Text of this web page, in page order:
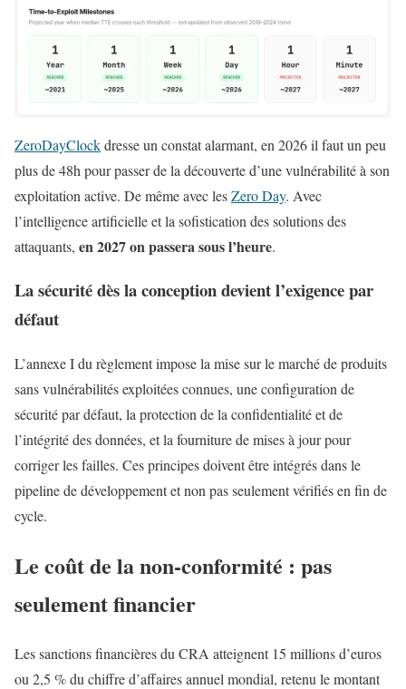
ZeroDayClockdresse un constat alarmant, en 2026 il faut un peu
plus de 48h pour passer de la découverte d’une vulnérabilité à son
exploitation active. De même avec lesZero Day. Avec
l’intelligence artificielle et la sofistication des solutions des
attaquants, en 2027 on passera sous l’heure.
La sécurité dès la conception devient l’exigence par
défaut
L’annexe I du règlement impose la mise sur le marché de produits
sans vulnérabilités exploitées connues, une configuration de
sécurité par défaut, la protection de la confidentialité et de
l’intégrité des données, et la fourniture de mises à jour pour
corriger les failles. Ces principes doivent être intégrés dans le
pipeline de développement et non pas seulement vérifiés en fin de
cycle.
Le coût de la non-conformité : pas
seulement financier
Les sanctions financières du CRA atteignent 15 millions d’euros
ou 2,5 % du chiffre d’affaires annuel mondial, retenu le montant